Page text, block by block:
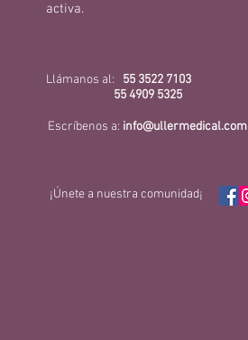
activa.
Llámanos al:
55 3522 7103
55 4909 5325
Escríbenos a: info@ullermedical.com
¡Únete a nuestra comunidad¡